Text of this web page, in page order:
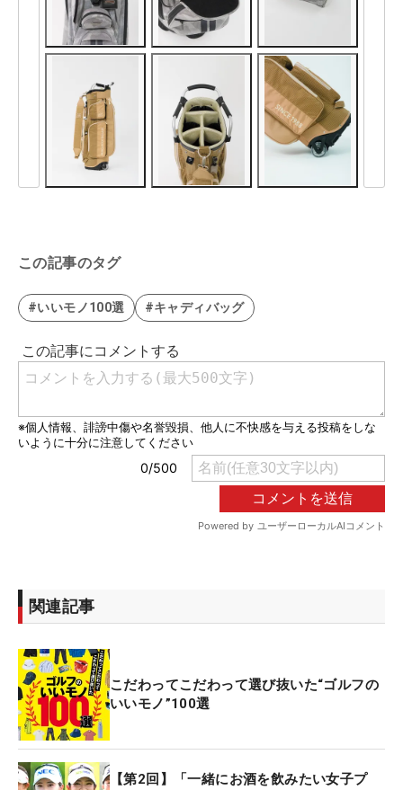
この記事のタグ
#いいモノ100選 #キャディバッグ
関連記事
こだわってこだわって選び抜いた“ゴルフの
いいモノ”100選
【第2回】「一緒にお酒を飲みたい女子プ